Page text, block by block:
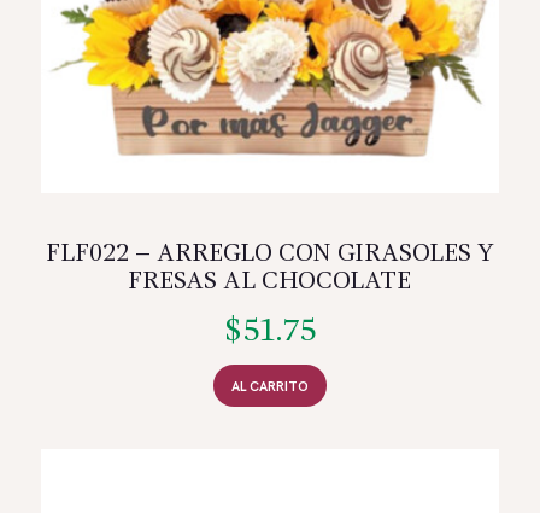
FLF022 – ARREGLO CON GIRASOLES Y
FRESAS AL CHOCOLATE
$51.75
AL CARRITO